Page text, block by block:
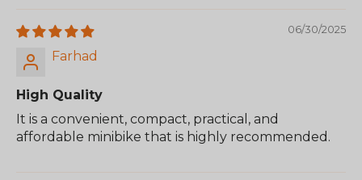
06/30/2025
Farhad
High Quality
It is a convenient, compact, practical, and
affordable minibike that is highly recommended.